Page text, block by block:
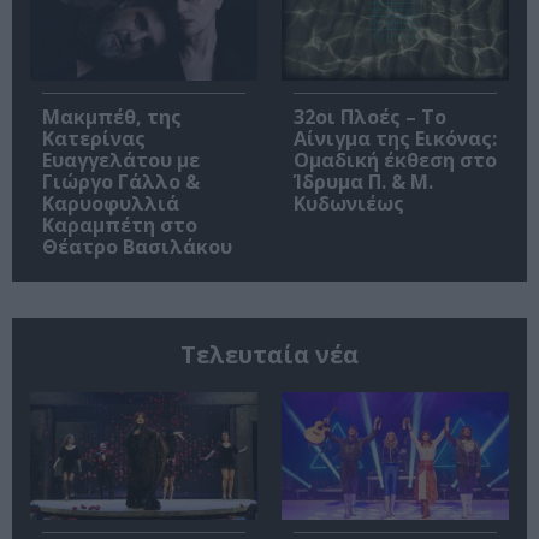
Μακμπέθ, της
Κατερίνας
Ευαγγελάτου με
Γιώργο Γάλλο &
Καρυοφυλλιά
Καραμπέτη στο
Θέατρο Βασιλάκου
32οι Πλοές – Το
Αίνιγμα της Εικόνας:
Ομαδική έκθεση στο
Ίδρυμα Π. & Μ.
Κυδωνιέως
Τελευταία νέα